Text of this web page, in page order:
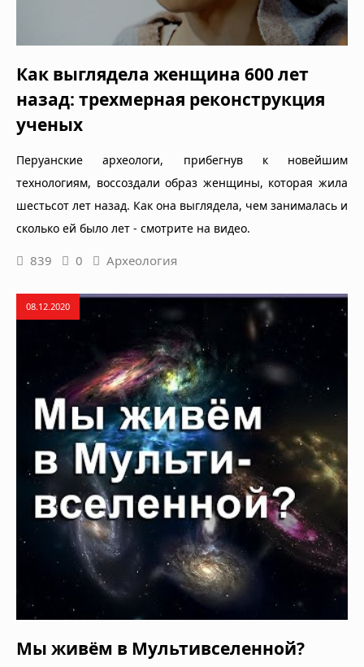
Как выглядела женщина 600 лет
назад: трехмерная реконструкция
ученых
Перуанские археологи, прибегнув к новейшим
технологиям, воссоздали образ женщины, которая жила
шестьсот лет назад. Как она выглядела, чем занималась и
сколько ей было лет - смотрите на видео.
839 0 Археология
08.12.2020
Мы живём в Мультивселенной?